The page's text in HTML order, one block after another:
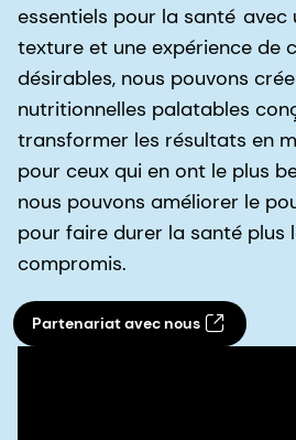
essentiels pour la santé avec
texture et une expérience de
désirables, nous pouvons
nutritionnelles palatables
transformer les résultats en
pour ceux qui en ont le plus
nous pouvons améliorer le
pour faire durer la santé plus
compromis.
Partenariat avec nous